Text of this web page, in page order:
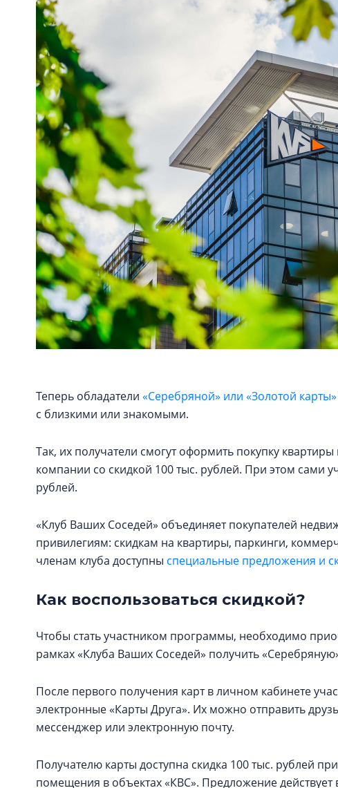
Теперь обладатели «Серебряной» или «Золотой карты»
с близкими или знакомыми.
Так, их получатели смогут оформить покупку
компании со скидкой 100 тыс. рублей. При этом сами
рублей.
«Клуб Ваших Соседей» объединяет покупателей
привилегиям: скидкам на квартиры, паркинги,
членам клуба доступны специальные предложения и
Как воспользоваться скидкой?
Чтобы стать участником программы, необходимо
рамках «Клуба Ваших Соседей» получить
После первого получения карт в личном кабинете
электронные «Карты Друга». Их можно отправить
мессенджер или электронную почту.
Получателю карты доступна скидка 100 тыс. рублей
помещения в объектах «КВС». Предложение